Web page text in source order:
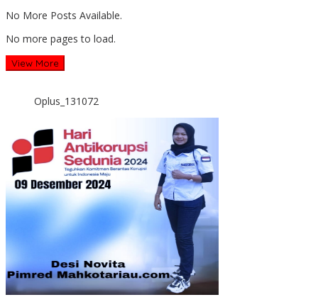
No More Posts Available.
No more pages to load.
View More
Oplus_131072